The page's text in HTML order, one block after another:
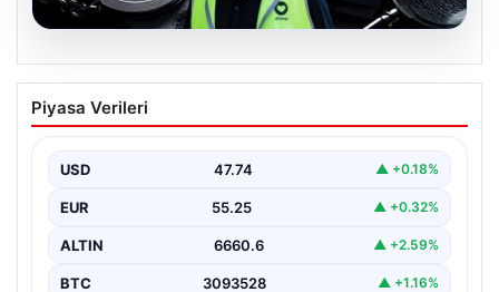
Ahbap Derneği yönetimine kayyum
atandı. Fesih süreci başladı
Piyasa Verileri
USD 47.74 ▲ +0.18%
EUR 55.25 ▲ +0.32%
ALTIN 6660.6 ▲ +2.59%
BTC 3093528 ▲ +1.16%